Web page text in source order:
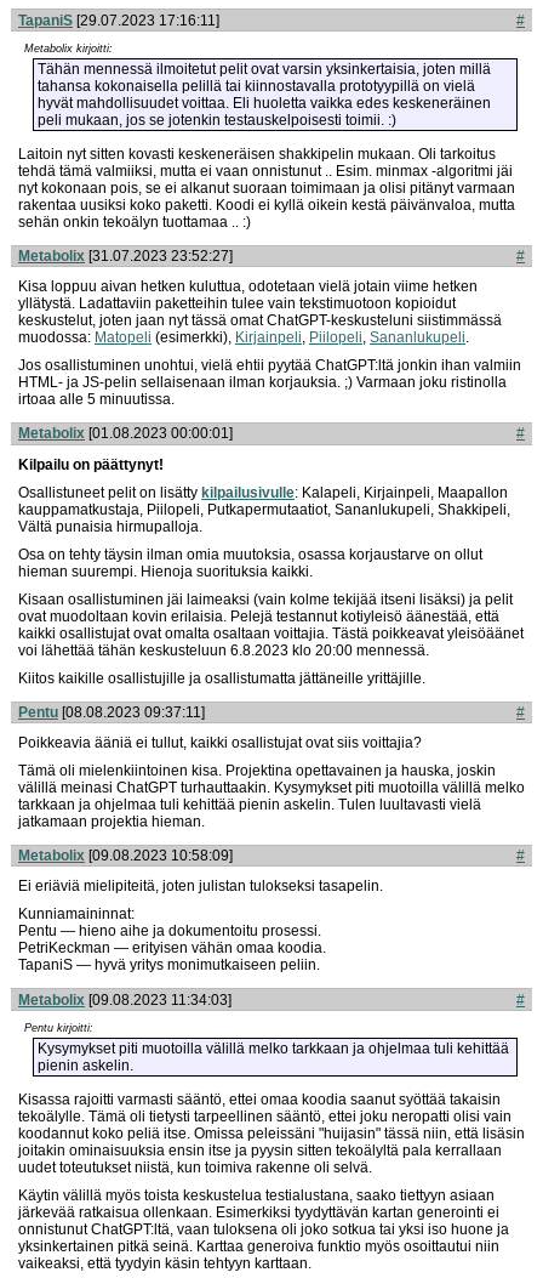
TapaniS [29.07.2023 17:16:11] #
Metabolix kirjoitti:
Tähän mennessä ilmoitetut pelit ovat varsin yksinkertaisia, joten millä
tahansa kokonaisella pelillä tai kiinnostavalla prototyypillä on vielä
hyvät mahdollisuudet voittaa. Eli huoletta vaikka edes keskeneräinen
peli mukaan, jos se jotenkin testauskelpoisesti toimii. :)
Laitoin nyt sitten kovasti keskeneräisen shakkipelin mukaan. Oli tarkoitus
tehdä tämä valmiiksi, mutta ei vaan onnistunut .. Esim. minmax -algoritmi jäi
nyt kokonaan pois, se ei alkanut suoraan toimimaan ja olisi pitänyt varmaan
rakentaa uusiksi koko paketti. Koodi ei kyllä oikein kestä päivänvaloa, mutta
sehän onkin tekoälyn tuottamaa .. :)
Metabolix [31.07.2023 23:52:27]
#
Kisa loppuu aivan hetken kuluttua, odotetaan vielä jotain viime hetken
yllätystä. Ladattaviin paketteihin tulee vain tekstimuotoon kopioidut
keskustelut, joten jaan nyt tässä omat ChatGPT-keskusteluni siistimmässä
muodossa: Matopeli (esimerkki), Kirjainpeli, Piilopeli, Sananlukupeli.
Jos osallistuminen unohtui, vielä ehtii pyytää ChatGPT:ltä jonkin ihan valmiin
HTML- ja JS-pelin sellaisenaan ilman korjauksia. ;) Varmaan joku ristinolla
irtoaa alle 5 minuutissa.
Metabolix [01.08.2023 00:00:01]
#
Kilpailu on päättynyt!
Osallistuneet pelit on lisätty kilpailusivulle: Kalapeli, Kirjainpeli, Maapallon
kauppamatkustaja, Piilopeli, Putkapermutaatiot, Sananlukupeli, Shakkipeli,
Vältä punaisia hirmupalloja.
Osa on tehty täysin ilman omia muutoksia, osassa korjaustarve on ollut
hieman suurempi. Hienoja suorituksia kaikki.
Kisaan osallistuminen jäi laimeaksi (vain kolme tekijää itseni lisäksi) ja pelit
ovat muodoltaan kovin erilaisia. Pelejä testannut kotiyleisö äänestää, että
kaikki osallistujat ovat omalta osaltaan voittajia. Tästä poikkeavat yleisöäänet
voi lähettää tähän keskusteluun 6.8.2023 klo 20:00 mennessä.
Kiitos kaikille osallistujille ja osallistumatta jättäneille yrittäjille.
Pentu [08.08.2023 09:37:11]
#
Poikkeavia ääniä ei tullut, kaikki osallistujat ovat siis voittajia?
Tämä oli mielenkiintoinen kisa. Projektina opettavainen ja hauska, joskin
välillä meinasi ChatGPT turhauttaakin. Kysymykset piti muotoilla välillä melko
tarkkaan ja ohjelmaa tuli kehittää pienin askelin. Tulen luultavasti vielä
jatkamaan projektia hieman.
Metabolix [09.08.2023 10:58:09]
#
Ei eriäviä mielipiteitä, joten julistan tulokseksi tasapelin.
Kunniamaininnat:
Pentu — hieno aihe ja dokumentoitu prosessi.
PetriKeckman — erityisen vähän omaa koodia.
TapaniS — hyvä yritys monimutkaiseen peliin.
Metabolix [09.08.2023 11:34:03] #
Pentu kirjoitti:
Kysymykset piti muotoilla välillä melko tarkkaan ja ohjelmaa tuli kehittää
pienin askelin.
Kisassa rajoitti varmasti sääntö, ettei omaa koodia saanut syöttää takaisin
tekoälylle. Tämä oli tietysti tarpeellinen sääntö, ettei joku neropatti olisi vain
koodannut koko peliä itse. Omissa peleissäni "huijasin" tässä niin, että lisäsin
joitakin ominaisuuksia ensin itse ja pyysin sitten tekoälyltä pala kerrallaan
uudet toteutukset niistä, kun toimiva rakenne oli selvä.
Käytin välillä myös toista keskustelua testialustana, saako tiettyyn asiaan
järkevää ratkaisua ollenkaan. Esimerkiksi tyydyttävän kartan generointi ei
onnistunut ChatGPT:ltä, vaan tuloksena oli joko sotkua tai yksi iso huone ja
yksinkertainen pitkä seinä. Karttaa generoiva funktio myös osoittautui niin
vaikeaksi, että tyydyin käsin tehtyyn karttaan.